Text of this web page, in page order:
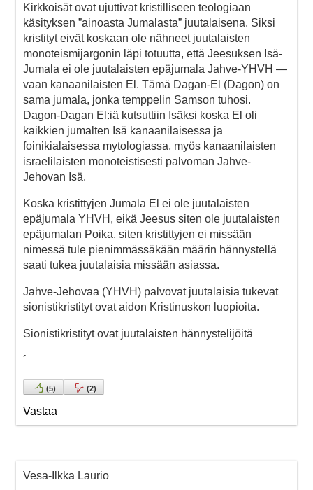
Kirkkoisät ovat ujuttivat kristilliseen teologiaan
käsityksen ”ainoasta Jumalasta” juutalaisena. Siksi
kristityt eivät koskaan ole nähneet juutalaisten
monoteismijargonin läpi totuutta, että Jeesuksen Isä-
Jumala ei ole juutalaisten epäjumala Jahve-YHVH —
vaan kanaanilaisten El. Tämä Dagan-El (Dagon) on
sama jumala, jonka temppelin Samson tuhosi.
Dagon-Dagan El:iä kutsuttiin Isäksi koska El oli
kaikkien jumalten Isä kanaanilaisessa ja
foinikialaisessa mytologiassa, myös kanaanilaisten
israelilaisten monoteistisesti palvoman Jahve-
Jehovan Isä.
Koska kristittyjen Jumala El ei ole juutalaisten
epäjumala YHVH, eikä Jeesus siten ole juutalaisten
epäjumalan Poika, siten kristittyjen ei missään
nimessä tule pienimmässäkään määrin hännystellä
saati tukea juutalaisia missään asiassa.
Jahve-Jehovaa (YHVH) palvovat juutalaisia tukevat
sionistikristityt ovat aidon Kristinuskon luopioita.
Sionistikristityt ovat juutalaisten hännystelijöitä
´
(5) (2)
Vastaa
Vesa-Ilkka Laurio